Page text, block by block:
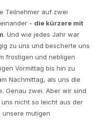
Teilnehmer auf zwei
- die kürzere mit
. Und wie jedes Jahr war
zu uns und bescherte uns
frostigen und nebligen
Vormittag bis hin zu
Nachmittag, als uns die
Genau zwei. Aber wir sind
nicht so leicht aus der
unsere mutigen